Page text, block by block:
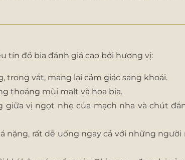
tín đồ bia đánh giá cao bởi hương vị:
trong vắt, mang lại cảm giác sảng khoái.
thoảng mùi malt và hoa bia.
giữa vị ngọt nhẹ của mạch nha và chút
nặng, rất dễ uống ngay cả với những